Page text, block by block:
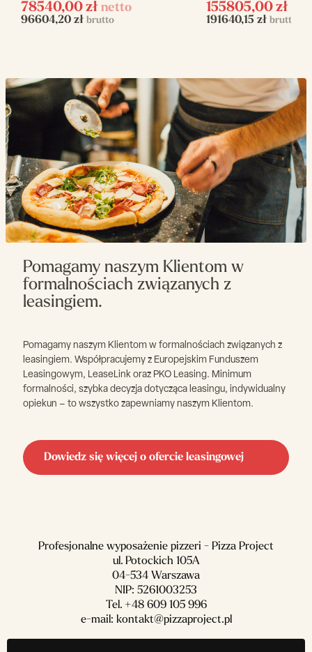
Linia Cuppone Tiepolo
Sterowanie Elektromechaniczne
Zasilanie elektryczne
Pojemność 1 x 6 x 350mm
Rozmiar
komory(mm)
720x1080x140
78540,00 zł netto
96604,20 zł brutto
155805,00 zł
191640,15 zł brutto
Pomagamy naszym Klientom w
formalnościach związanych z
leasingiem.
Pomagamy naszym Klientom w formalnościach związanych z
leasingiem. Współpracujemy z Europejskim Funduszem
Leasingowym, LeaseLink oraz PKO Leasing. Minimum
formalności, szybka decyzja dotycząca leasingu, indywidualny
opiekun – to wszystko zapewniamy naszym Klientom.
Dowiedz się więcej o ofercie leasingowej
Profesjonalne wyposażenie pizzeri - Pizza Project
ul. Potockich 105A
04-534 Warszawa
NIP: 5261003253
Tel. +48 609 105 996
e-mail: kontakt@pizzaproject.pl